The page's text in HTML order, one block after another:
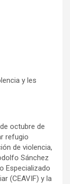
y les
octubre de
refugio
de violencia,
Sánchez
Especializado
(CEAVIF) y la